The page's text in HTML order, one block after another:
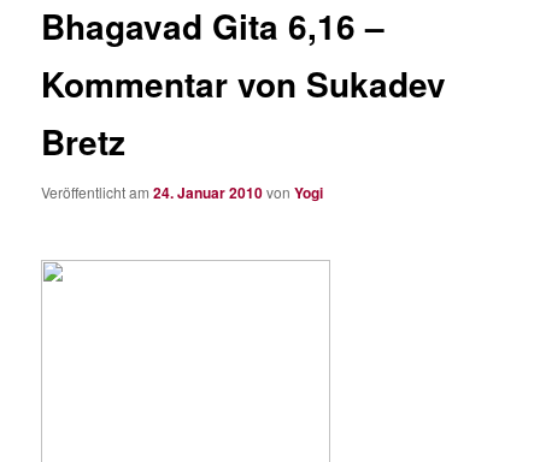
Bhagavad Gita 6,16 –
Kommentar von Sukadev
Bretz
Veröffentlicht am24. Januar 2010vonYogi